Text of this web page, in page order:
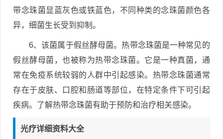
带念珠菌显蓝灰色或铁蓝色，不同种类的念珠菌颜色各
异，细菌生长受到抑制。
6、该菌属于假丝酵母菌。热带念珠菌是一种常见的
假丝酵母菌，也被称为热带念珠菌。它是一种真菌，通
常在免疫系统较弱的人群中引起感染。热带念珠菌通常
存在于皮肤、口腔和肠道等部位，在特定条件下可引起
疾病。了解热带念珠菌有助于预防和治疗相关感染。
光疗详细资料大全